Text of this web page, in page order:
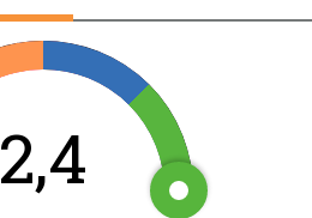
2,4